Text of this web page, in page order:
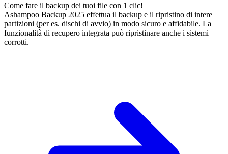
Come fare il backup dei tuoi file con 1 clic!
Ashampoo Backup 2025 effettua il backup e il ripristino di intere
partizioni (per es. dischi di avvio) in modo sicuro e affidabile. La
funzionalità di recupero integrata può ripristinare anche i sistemi
corrotti.